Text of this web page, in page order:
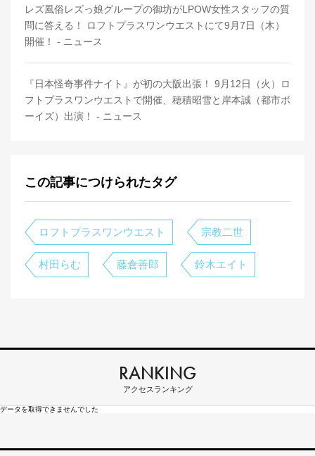
レズ風俗レズっ娘グループの御坊がLPOW女性スタッフの質
問に答える！ ロフトプラスワンウエストにて9月7日（木）
開催！ - ニュース
『日本怪奇事件ナイト』が初の大阪出張！ 9月12日（火）ロ
フトプラスワンウエストで開催、穂積昭雪と岸本誠（都市ボ
ーイズ）出演！ - ニュース
この記事につけられたタグ
ロフトプラスワンウエスト 宗教二世
村田らむ 藤倉善郎 鈴木エイト
RANKING
アクセスランキング
データを取得できませんでした